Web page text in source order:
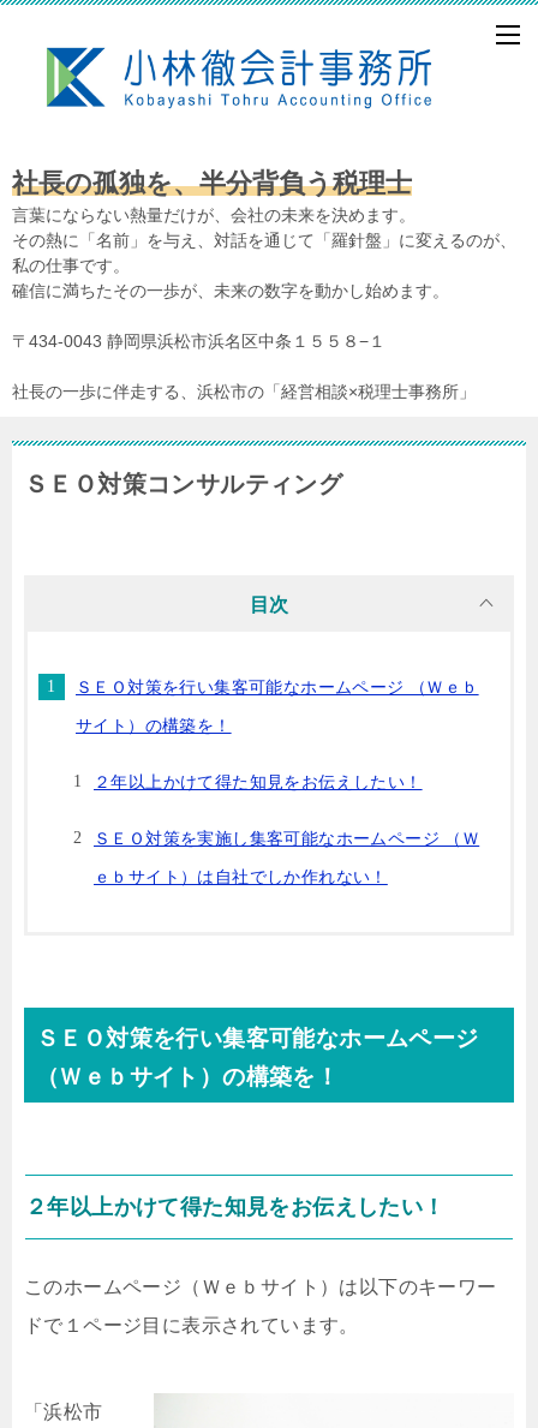
社長の孤独を、半分背負う税理士
言葉にならない熱量だけが、会社の未来を決めます。
その熱に「名前」を与え、対話を通じて「羅針盤」に変えるのが、
私の仕事です。
確信に満ちたその一歩が、未来の数字を動かし始めます。
〒434-0043 静岡県浜松市浜名区中条１５５８−１
社長の一歩に伴走する、浜松市の「経営相談×税理士事務所」
ＳＥＯ対策コンサルティング
目次
ＳＥＯ対策を行い集客可能なホームページ （Ｗｅｂ
サイト）の構築を！
２年以上かけて得た知見をお伝えしたい！
ＳＥＯ対策を実施し集客可能なホームページ （Ｗ
ｅｂサイト）は自社でしか作れない！
ＳＥＯ対策を行い集客可能なホームページ
（Ｗｅｂサイト）の構築を！
２年以上かけて得た知見をお伝えしたい！
このホームページ（Ｗｅｂサイト）は以下のキーワー
ドで１ページ目に表示されています。
「浜松市